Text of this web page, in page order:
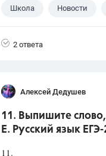
Школа Новости
2 ответа
Алексей Дедушев
11. Выпишите
Е. Русский язык
11.